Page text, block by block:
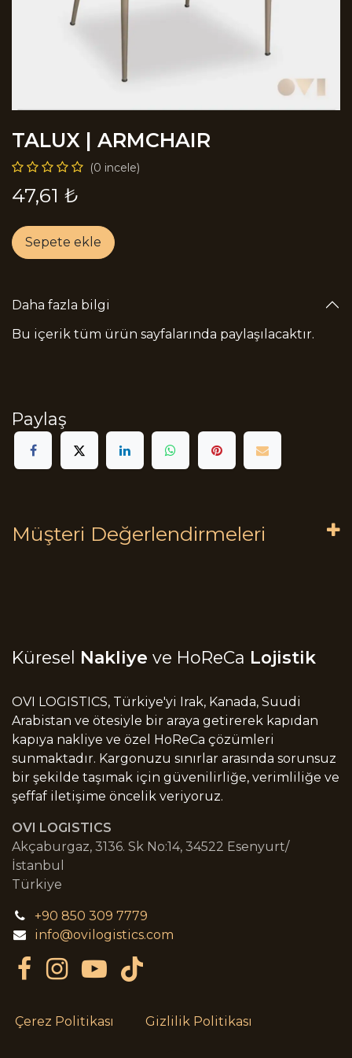
TALUX | ARMCHAIR
(0 incele)
47,61 ₺
Sepete ekle
Daha fazla bilgi
Bu içerik tüm ürün sayfalarında paylaşılacaktır.
Paylaş
Müşteri Değerlendirmeleri
Küresel Nakliye ve HoReCa Lojistik
OVI LOGISTICS, Türkiye'yi Irak, Kanada, Suudi
Arabistan ve ötesiyle bir araya getirerek kapıdan
kapıya nakliye ve özel HoReCa çözümleri
sunmaktadır. Kargonuzu sınırlar arasında sorunsuz
bir şekilde taşımak için güvenilirliğe, verimliliğe ve
şeffaf iletişime öncelik veriyoruz.
OVI LOGISTICS
Akçaburgaz, 3136. Sk No:14, 34522 Esenyurt/
İstanbul
Türkiye
+90 850 309 7779
info@ovilogistics.com
Çerez Politikası Gizlilik Politikası